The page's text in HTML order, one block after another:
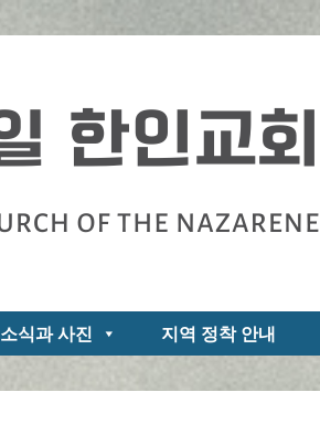
소식과 사진 지역 정착 안내